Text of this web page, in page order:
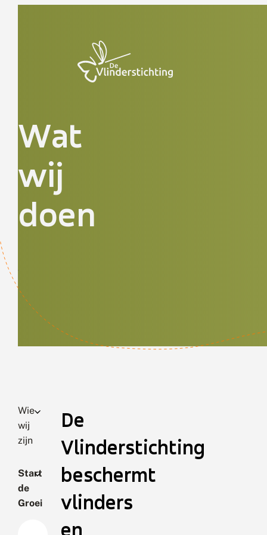
Wat
wij
doen
Wie
wij
zijn
Start
de
Groei
De
Vlinderstichting
beschermt
vlinders
en